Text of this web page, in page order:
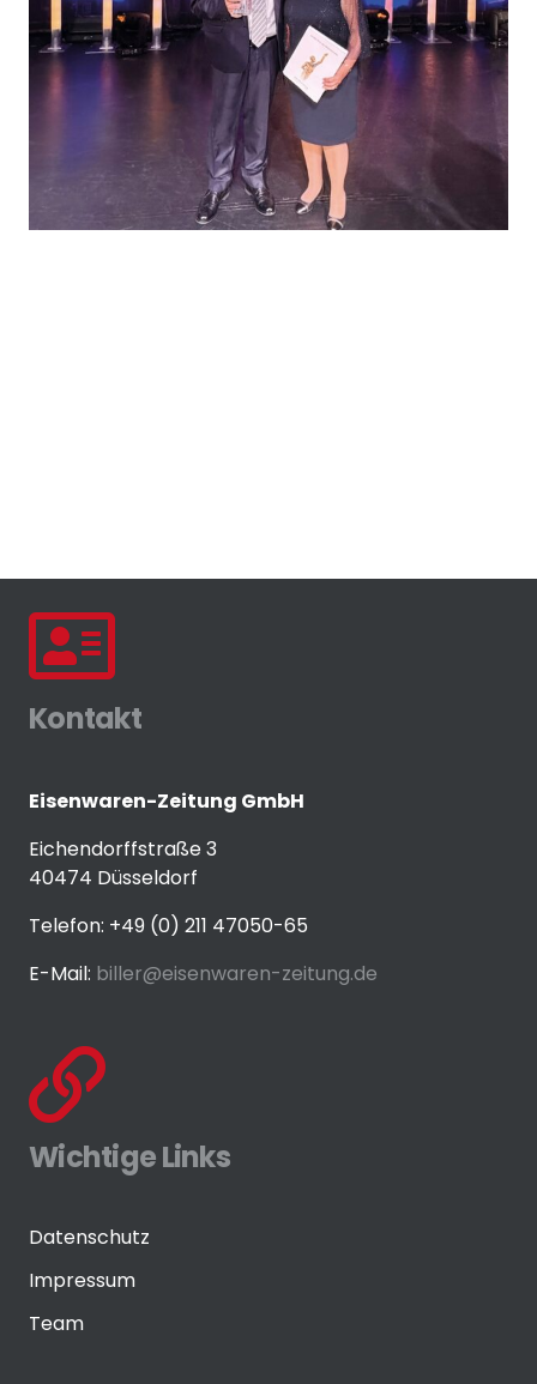
Kontakt
Eisenwaren-Zeitung GmbH
Eichendorffstraße 3
40474 Düsseldorf
Telefon: +49 (0) 211 47050-65
E-Mail: biller@eisenwaren-zeitung.de
Wichtige Links
Datenschutz
Impressum
Team